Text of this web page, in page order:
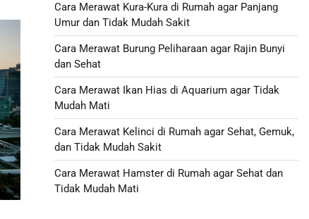
Cara Merawat Kura-Kura di Rumah agar Panjang
Umur dan Tidak Mudah Sakit
Cara Merawat Burung Peliharaan agar Rajin Bunyi
dan Sehat
Cara Merawat Ikan Hias di Aquarium agar Tidak
Mudah Mati
Cara Merawat Kelinci di Rumah agar Sehat, Gemuk,
dan Tidak Mudah Sakit
Cara Merawat Hamster di Rumah agar Sehat dan
Tidak Mudah Mati